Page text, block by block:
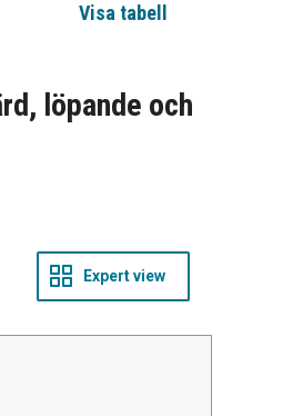
Visa tabell
löpande och